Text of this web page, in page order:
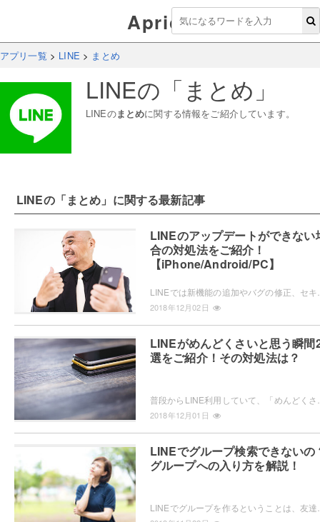
Aprico
アプリ一覧 > LINE > まとめ
LINEの「まとめ 」
LINEのまとめに関する情報をご紹介しています。
LINEの「まとめ 」に関する最新記事
LINEのアップデートができない
合の対処法をご紹介！
【iPhone/Android/PC】
2018年12月02日
LINEがめんどくさいと思う瞬間
選をご紹介！その対処法は？
2018年12月01日
LINEでグループ検索できないの
グループへの入り方を解説！